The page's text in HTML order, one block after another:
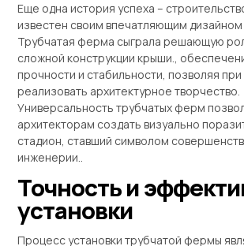
Еще одна история успеха –
известен своим впечатляющим
Трубчатая ферма сыграла решающую
сложной конструкции крыши.,
прочности и стабильности, позволяя
реализовать архитектурное творчество.
Универсальность трубчатых ферм
архитекторам создать визуально
стадион, ставший символом
инженерии..
Точность и
установки
Процесс установки трубчатой ​​фермы